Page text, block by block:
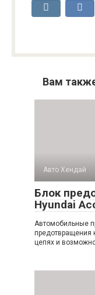
Вам
Авто Хендай
Блок
Hyundai
Автомобильные
предотвращения
цепях и